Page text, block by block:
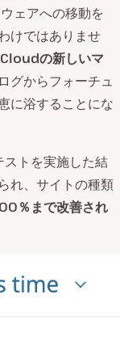
ェアへの移動を
けではありませ
の新しいマ
グからフォーチュ
に浴することにな
ストを実施した結
れ、サイトの種類
％まで改善され